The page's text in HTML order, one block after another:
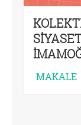
MAKALE